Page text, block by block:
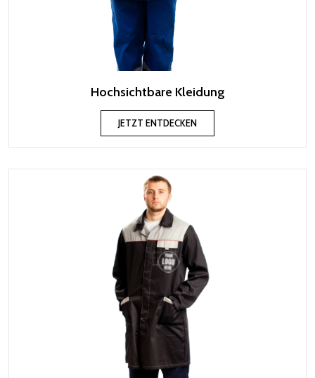
Hochsichtbare Kleidung
JETZT ENTDECKEN